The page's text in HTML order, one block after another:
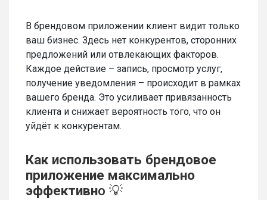
В брендовом приложении клиент видит только
ваш бизнес. Здесь нет конкурентов, сторонних
предложений или отвлекающих факторов.
Каждое действие – запись, просмотр услуг,
получение уведомления – происходит в рамках
вашего бренда. Это усиливает привязанность
клиента и снижает вероятность того, что он
уйдёт к конкурентам.
Как использовать брендовое
приложение максимально
эффективно 💡